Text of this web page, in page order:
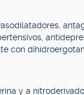
con
y a